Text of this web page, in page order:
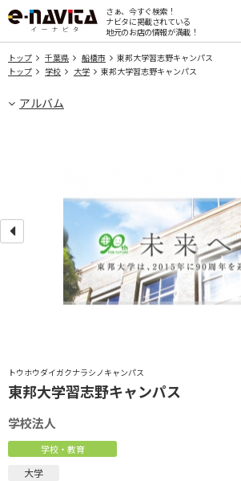
さぁ、今すぐ検索！
ナビタに掲載されている
地元のお店の情報が満載！
トップ 千葉県 船橋市
東邦大学習志野キャンパス
トップ
学校 大学 東邦大学習志野キャンパス
アルバム
トウホウダイガクナラシノキャンパス
東邦大学習志野キャンパス
学校法人
学校・教育
大学